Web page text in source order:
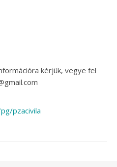
kérjük, vegye fel
pzacivila